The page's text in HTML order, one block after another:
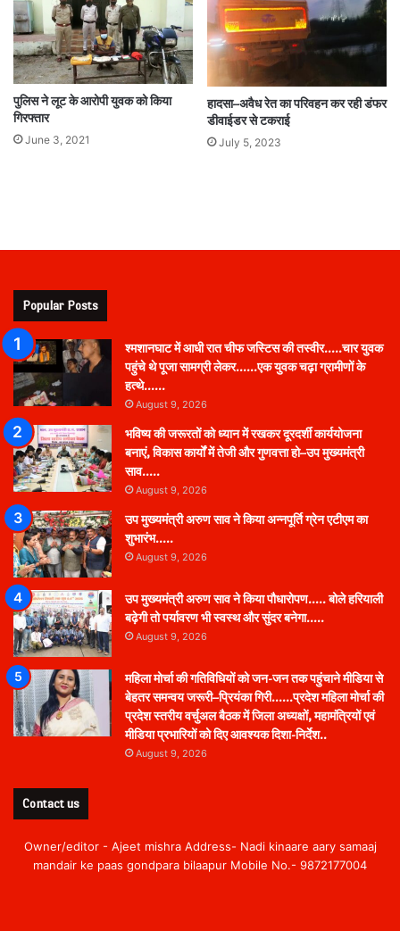
पुलिस ने लूट के आरोपी युवक को किया
गिरफ्तार
June 3, 2021
हादसा–अवैध रेत का परिवहन कर रही डंफर
डीवाईडर से टकराई
July 5, 2023
Popular Posts
श्मशानघाट में आधी रात चीफ जस्टिस की तस्वीर…..चार युवक
पहुंचे थे पूजा सामग्री लेकर……एक युवक चढ़ा ग्रामीणों के
हत्थे……
August 9, 2026
भविष्य की जरूरतों को ध्यान में रखकर दूरदर्शी कार्ययोजना
बनाएं, विकास कार्यों में तेजी और गुणवत्ता हो–उप मुख्यमंत्री
साव…..
August 9, 2026
उप मुख्यमंत्री अरुण साव ने किया अन्नपूर्ति ग्रेन एटीएम का
शुभारंभ…..
August 9, 2026
उप मुख्यमंत्री अरुण साव ने किया पौधारोपण….. बोले हरियाली
बढ़ेगी तो पर्यावरण भी स्वस्थ और सुंदर बनेगा…..
August 9, 2026
महिला मोर्चा की गतिविधियों को जन-जन तक पहुंचाने मीडिया से
बेहतर समन्वय जरूरी–प्रियंका गिरी……प्रदेश महिला मोर्चा की
प्रदेश स्तरीय वर्चुअल बैठक में जिला अध्यक्षों, महामंत्रियों एवं
मीडिया प्रभारियों को दिए आवश्यक दिशा-निर्देश..
August 9, 2026
Contact us
Owner/editor - Ajeet mishra Address- Nadi kinaare aary samaaj
mandair ke paas gondpara bilaapur Mobile No.- 9872177004